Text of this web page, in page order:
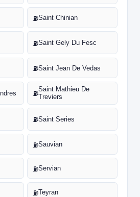
⛽Saint Chinian
⛽Saint Gely Du Fesc
⛽Saint Jean De Vedas
⛽
Saint Mathieu De
Treviers
⛽Saint Series
⛽Sauvian
⛽Servian
⛽Teyran